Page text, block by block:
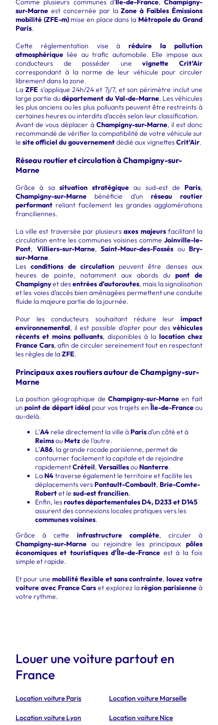
Comme plusieurs communes d’Île-de-France, Champigny-
sur-Marne est concernée par laZone à Faibles Émissions
mobilité (ZFE-m)mise en place dans la Métropole du Grand
Paris.
Cette réglementation vise àréduire la pollution
atmosphérique liée au trafic automobile. Elle impose aux
conducteurs de posséder unevignette Crit’Air
correspondant à la norme de leur véhicule pour circuler
librement dans la zone.
LaZFE s’applique 24h/24 et 7j/7, et son périmètre inclut une
large partie dudépartement du Val-de-Marne. Les véhicules
les plus anciens ou les plus polluants peuvent être restreints à
certaines heures ou interdits d’accès selon leur classification.
Avant de vous déplacer à Champigny-sur-Marne, il est donc
recommandé de vérifier la compatibilité de votre véhicule sur
le site officiel du gouvernementdédié aux vignettesCrit’Air.
Réseau routier et circulation à Champigny-sur-
Marne
Grâce à sa situation stratégique au sud-est de Paris,
Champigny-sur-Marne bénéficie d’un réseau routier
performant reliant facilement les grandes agglomérations
franciliennes.
La ville est traversée par plusieursaxes majeursfacilitant la
circulation entre les communes voisines comme Joinville-le-
Pont, Villiers-sur-Marne, Saint-Maur-des-Fossés ou Bry-
sur-Marne.
Lesconditions de circulationpeuvent être denses aux
heures de pointe, notamment aux abords du pont de
Champignyet desentrées d’autoroutes, mais la signalisation
et les voies d’accès bien aménagées permettent une conduite
fluide la majeure partie de la journée.
Pour les conducteurs souhaitant réduire leur impact
environnemental, il est possible d’opter pour des véhicules
récents et moins polluants, disponibles à la location chez
France Cars, afin de circuler sereinement tout en respectant
les règles de laZFE.
Principaux axes routiers autour de Champigny-sur-
Marne
La position géographique de Champigny-sur-Marneen fait
unpoint de départ idéal pour vos trajets enÎle-de-Franceou
au-delà.
L’A4 relie directement la ville à Parisd’un côté et à
Reimsou Metzde l’autre.
L’A86, la grande rocade parisienne, permet de
contourner facilement la capitale et de rejoindre
rapidementCréteil, Versaillesou Nanterre.
La N4traverse également le territoire et facilite les
déplacements vers Pontault-Combault, Brie-Comte-
Robertet le sud-est francilien.
Enfin, lesroutes départementales D4, D233 et D145
assurent des connexions locales pratiques vers les
communes voisines.
Grâce à cette infrastructure complète, circuler à
Champigny-sur-Marne ou rejoindre les principaux pôles
économiques et touristiques d’Île-de-France est à la fois
simple et rapide.
Et pour une mobilité flexible et sans contrainte, louez votre
voiture avec France Cars et explorez larégion parisienne à
votre rythme.
Louer une voiture partout en
France
Location voiture Paris Location voiture Marseille
Location voiture Lyon Location voiture Nice